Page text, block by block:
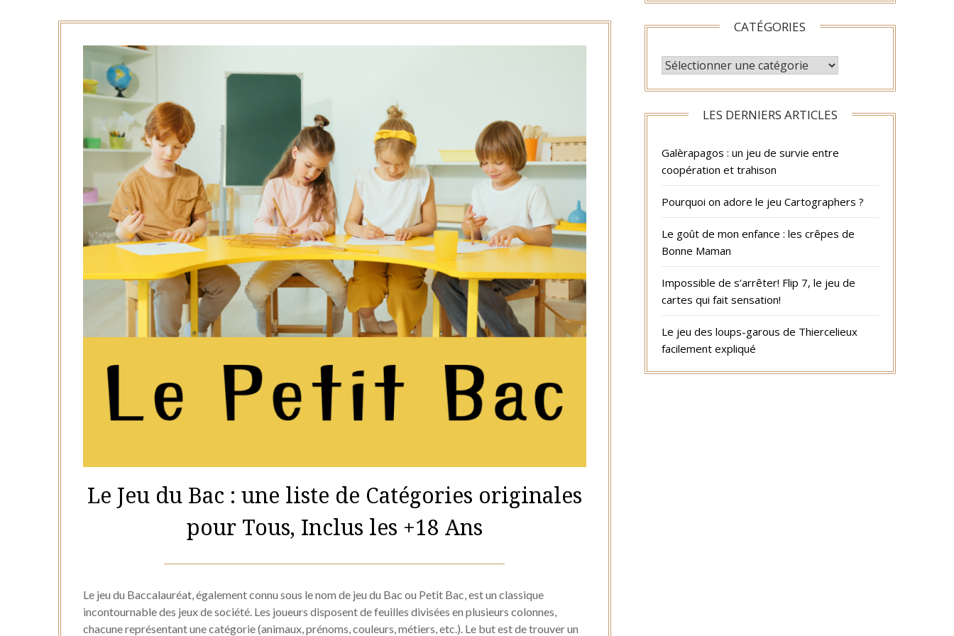
Le Jeu du Bac : une liste de Catégories originales
pour Tous, Inclus les +18 Ans
on
20
août
Hélène
Le jeu du Baccalauréat, également connu sous le nom de jeu du Bac ou Petit Bac, est un classique
incontournable des jeux de société. Les joueurs disposent de feuilles divisées en plusieurs colonnes,
chacune représentant une catégorie (animaux, prénoms, couleurs, métiers, etc.). Le but est de trouver un
CATÉGORIES
CATÉGORIES
LES DERNIERS ARTICLES
Galèrapagos : un jeu de survie entre
coopération et trahison
Pourquoi on adore le jeu Cartographers ?
Le goût de mon enfance : les crêpes de
Bonne Maman
Impossible de s’arrêter! Flip 7, le jeu de
cartes qui fait sensation!
Le jeu des loups-garous de Thiercelieux
facilement expliqué